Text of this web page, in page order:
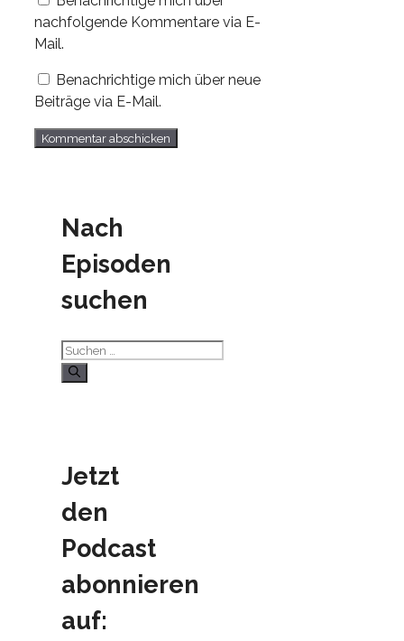
nachfolgende Kommentare via E-
Mail.
Benachrichtige mich über neue
Beiträge via E-Mail.
Nach
Episoden
suchen
Suchen
nach:
Jetzt
den
Podcast
abonnieren
auf: